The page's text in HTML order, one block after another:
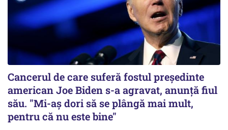
Cancerul de care suferă fostul preşedinte
american Joe Biden s-a agravat, anunță fiul
său. "Mi-aș dori să se plângă mai mult,
pentru că nu este bine"